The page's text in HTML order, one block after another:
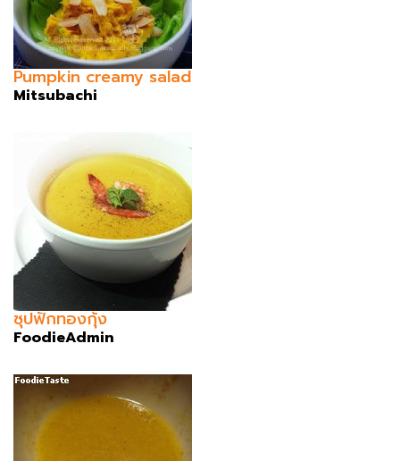
Pumpkin creamy salad
Mitsubachi
ซุปฟักทองกุ้ง
FoodieAdmin